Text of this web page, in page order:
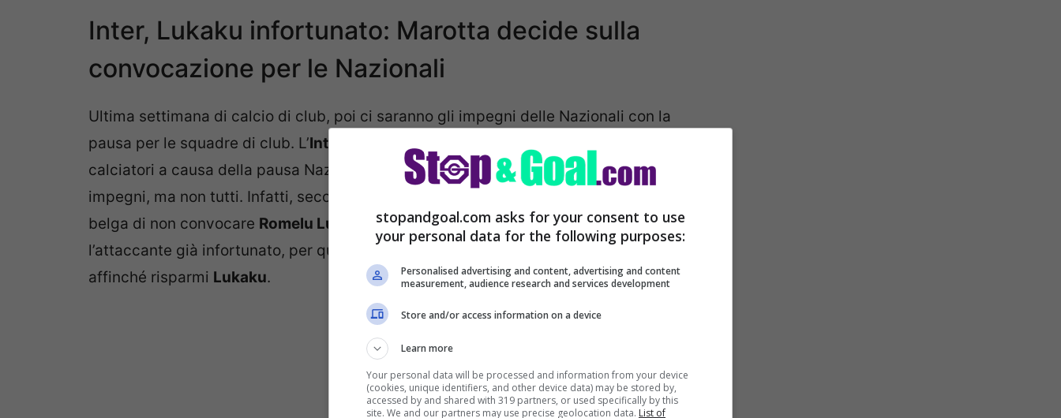
Inter, Lukaku infortunato: Marotta decide sulla
convocazione per le Nazionali
Ultima settimana di calcio di club, poi ci saranno gli impegni delle Nazionali con la
pausa per le squadre di club. L’Inter
calciatori a causa della pausa Nazionali. I calciatori risponderanno presente agli
impegni, ma non tutti. Infatti, secondo
belga di non convocare Romelu Lukaku
. Marotta non vuole accavallare di impegni
l’attaccante già infortunato, per questo è arrivata la chiamata al ct Martinez
affinché risparmi Lukaku.
stopandgoal.com asks for your consent to use
your personal data for the following purposes:
Personalised advertising and content, advertising and content
measurement, audience research and services development
Store and/or access information on a device
Learn more
Your personal data will be processed and information from your device
(cookies, unique identifiers, and other device data) may be stored by,
accessed by and shared with 319 partners, or used specifically by this
site. We and our partners may use precise geolocation data. List of